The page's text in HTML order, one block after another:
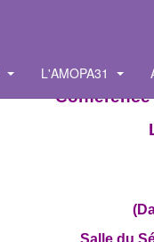
L'AMOPA31
Salle du